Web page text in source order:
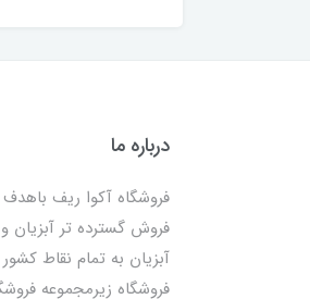
درباره ما
فروشگاه آکوا ریف
فروش گسترده تر آبزیان
فروشگاه زیرمجموعه